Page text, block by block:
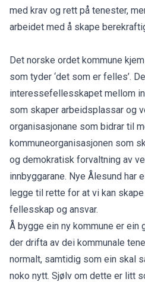
med krav og rett på tenester,
arbeidet med å skape
Det norske ordet kommune
som tyder ‘det som er felles’.
interessefellesskapet mellom
som skaper arbeidsplassar og
organisasjonane som bidrar til
kommuneorganisasjonen som
og demokratisk forvaltning av
innbyggarane. Nye Ålesund har
legge til rette for at vi kan
fellesskap og ansvar.
Å bygge ein ny kommune er
der drifta av dei kommunale
normalt, samtidig som ein skal
noko nytt. Sjølv om dette er litt